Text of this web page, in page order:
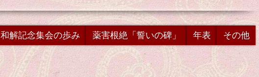
和解記念集会の歩み 薬害根絶「誓いの碑」 年表 その他